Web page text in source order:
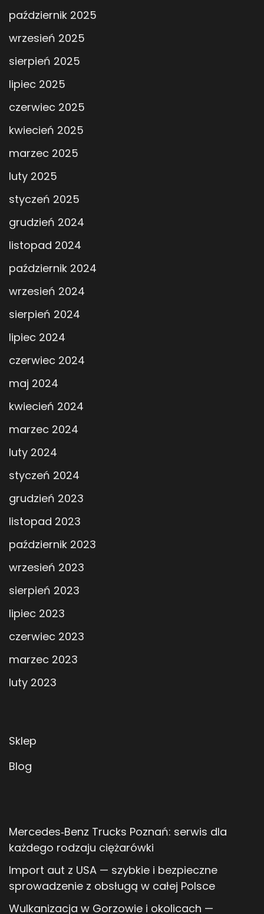
październik 2025
wrzesień 2025
sierpień 2025
lipiec 2025
czerwiec 2025
kwiecień 2025
marzec 2025
luty 2025
styczeń 2025
grudzień 2024
listopad 2024
październik 2024
wrzesień 2024
sierpień 2024
lipiec 2024
czerwiec 2024
maj 2024
kwiecień 2024
marzec 2024
luty 2024
styczeń 2024
grudzień 2023
listopad 2023
październik 2023
wrzesień 2023
sierpień 2023
lipiec 2023
czerwiec 2023
marzec 2023
luty 2023
Sklep
Blog
Mercedes‑Benz Trucks Poznań: serwis dla
każdego rodzaju ciężarówki
Import aut z USA — szybkie i bezpieczne
sprowadzenie z obsługą w całej Polsce
Wulkanizacja w Gorzowie i okolicach —